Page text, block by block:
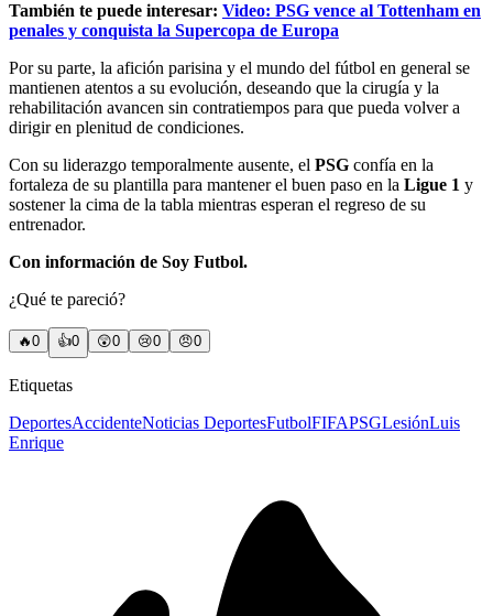
También te puede interesar: Video: PSG vence al Tottenham en
penales y conquista la Supercopa de Europa
Por su parte, la afición parisina y el mundo del fútbol en general se
mantienen atentos a su evolución, deseando que la cirugía y la
rehabilitación avancen sin contratiempos para que pueda volver a
dirigir en plenitud de condiciones.
Con su liderazgo temporalmente ausente, el PSG confía en la
fortaleza de su plantilla para mantener el buen paso en la Ligue 1 y
sostener la cima de la tabla mientras esperan el regreso de su
entrenador.
Con información de Soy Futbol.
¿Qué te pareció?
🔥0 👍0 😲0 😢0 😠0
Etiquetas
DeportesAccidenteNoticias DeportesFutbolFIFAPSGLesiónLuis
Enrique